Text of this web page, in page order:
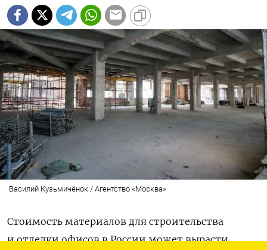
Василий Кузьмичёнок / Агентство «Москва»
Стоимость материалов для строительства
и отделки офисов в России может вырасти